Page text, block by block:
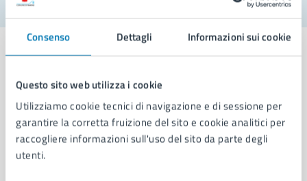
Consenso Dettagli Informazioni sui cookie
Questo sito web utilizza i cookie
Utilizziamo cookie tecnici di navigazione e di sessione per
garantire la corretta fruizione del sito e cookie analitici per
raccogliere informazioni sull'uso del sito da parte degli
utenti.
Comune di Napoli
AMMINISTRAZIONE
Aree amministrative